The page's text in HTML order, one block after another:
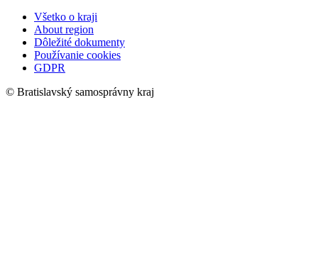
Všetko o kraji
About region
Dôležité dokumenty
Používanie cookies
GDPR
© Bratislavský samosprávny kraj